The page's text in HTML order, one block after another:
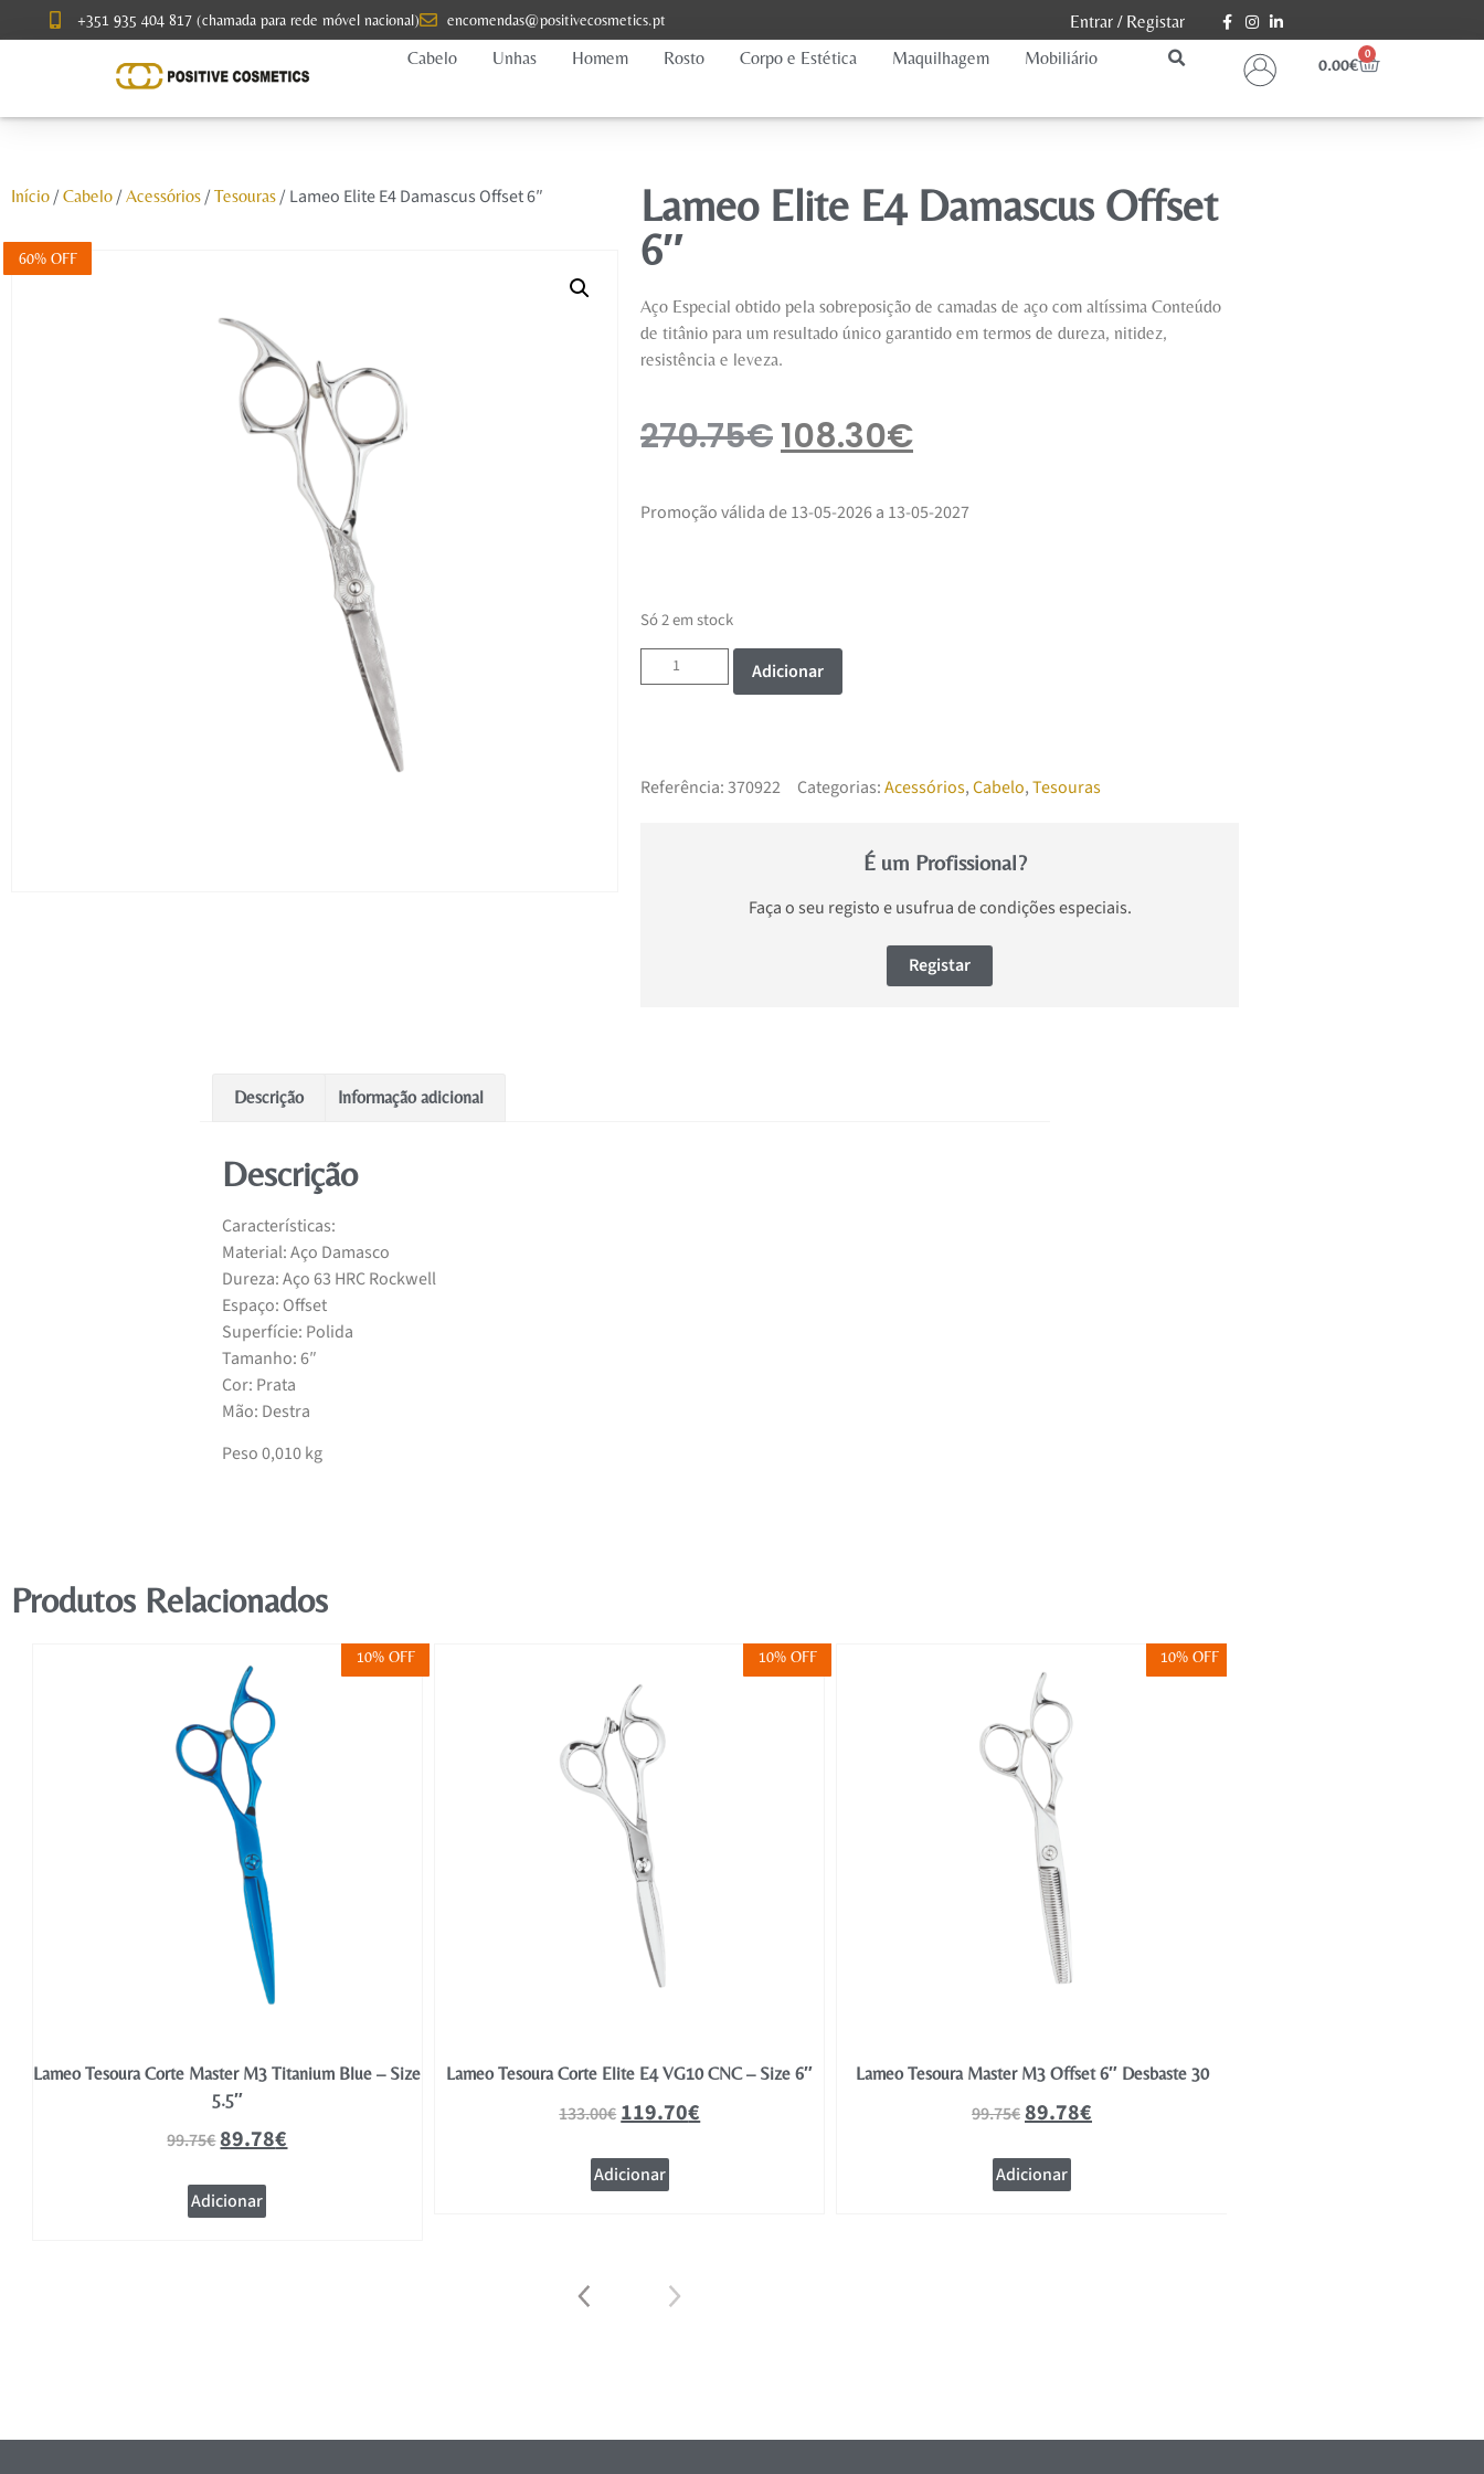
+351 935 404 817 (chamada para rede móvel nacional) encomendas@positivecosmetics.pt Entrar/ Registar
Cabelo
Unhas Homem Rosto Corpo e Estética Maquilhagem Mobiliário 0.00€
0
Início/ Cabelo/ Acessórios/ Tesouras/ Lameo Elite E4 Damascus Offset 6″
60% OFF
Lameo Elite E4 Damascus Offset
6″
Aço Especial obtido pela sobreposição de camadas de aço com altíssima Conteúdo
de titânio para um resultado único garantido em termos de dureza, nitidez,
resistência e leveza.
270.75€108.30€
Promoção válida de 13-05-2026 a 13-05-2027
Só 2 em stock
Adicionar
Referência:370922 Categorias:Acessórios,Cabelo,Tesouras
É um Profissional?
Faça o seu registo e usufrua de condições especiais.
Registar
Descrição Informação adicional
Descrição
Características:
Material: Aço Damasco
Dureza: Aço 63 HRC Rockwell
Espaço: Offset
Superfície: Polida
Tamanho: 6″
Cor: Prata
Mão: Destra
Peso 0,010 kg
Produtos Relacionados
10% OFF
Lameo Tesoura Corte Master M3 Titanium Blue – Size
5.5″
99.75€89.78€
Adicionar
10% OFF
Lameo Tesoura Corte Elite E4 VG10 CNC – Size 6″
133.00€ 119.70€
Adicionar
10% OFF
Lameo Tesoura Master M3 Offset 6″ Desbaste 30
99.75€89.78€
Adicionar